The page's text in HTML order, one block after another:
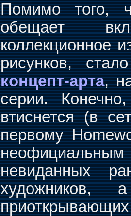
Помимо того,
обещает
коллекционное
рисунков,
концепт-арта,
серии.
втиснется (в
первому
невиданных
художников,
приоткрывающих